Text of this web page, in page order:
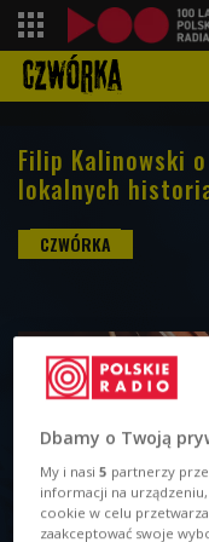
Filip Kalinowski
lokalnych
Dbamy o Twoją
My i nasi5 partnerzy
informacji na
cookie w celu
zaakceptować swoje